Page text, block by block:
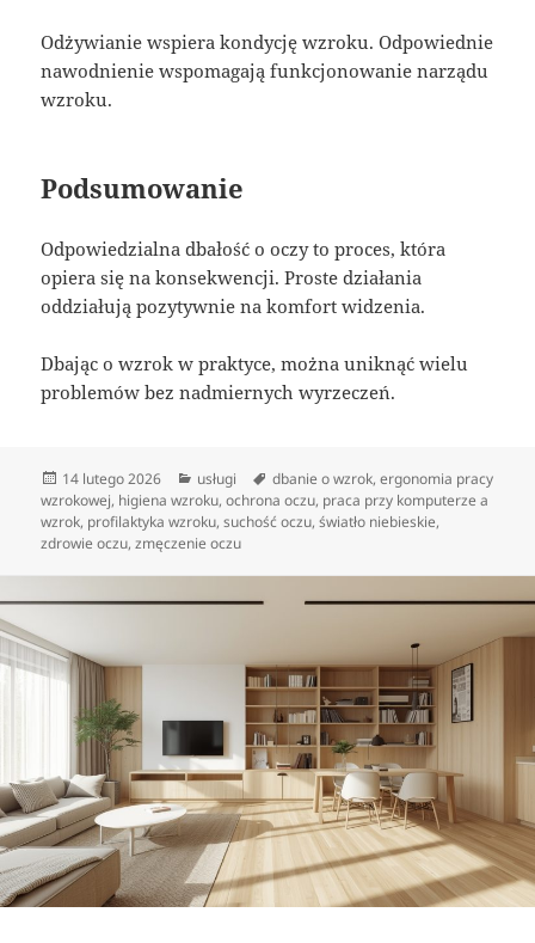
Odżywianie wspiera kondycję wzroku. Odpowiednie
nawodnienie wspomagają funkcjonowanie narządu
wzroku.
Podsumowanie
Odpowiedzialna dbałość o oczy to proces, która
opiera się na konsekwencji. Proste działania
oddziałują pozytywnie na komfort widzenia.
Dbając o wzrok w praktyce, można uniknąć wielu
problemów bez nadmiernych wyrzeczeń.
Data
publikacji
14 lutego 2026 Kategorie
usługi Tagi
dbanie o wzrok,ergonomia pracy
wzrokowej, higiena wzroku,ochrona oczu, praca przy komputerze a
wzrok, profilaktyka wzroku,suchość oczu,światło niebieskie,
zdrowie oczu,zmęczenie oczu